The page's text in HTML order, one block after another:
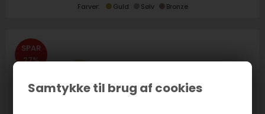
Samtykke til brug af cookies
Farver: Guld Sølv Bronze
SPAR
27%